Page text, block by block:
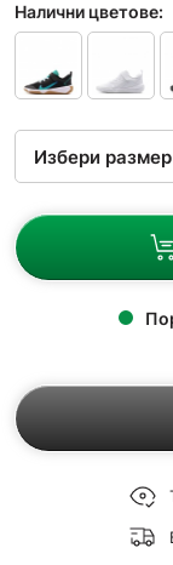
Налични цветове: